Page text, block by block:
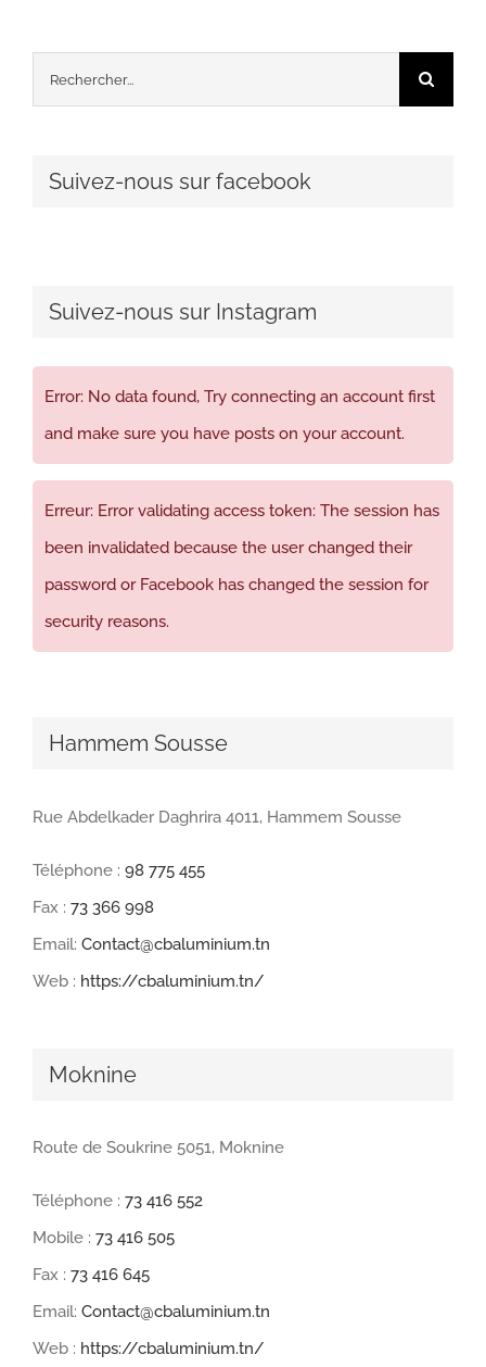
Rechercher:
Suivez-nous sur facebook
Suivez-nous sur Instagram
Error: No data found, Try connecting an account first
and make sure you have posts on your account.
Erreur: Error validating access token: The session has
been invalidated because the user changed their
password or Facebook has changed the session for
security reasons.
Hammem Sousse
Rue Abdelkader Daghrira 4011, Hammem Sousse
Téléphone : 98 775 455
Fax : 73 366 998
Email: Contact@cbaluminium.tn
Web : https://cbaluminium.tn/
Moknine
Route de Soukrine 5051, Moknine
Téléphone : 73 416 552
Mobile : 73 416 505
Fax : 73 416 645
Email: Contact@cbaluminium.tn
Web : https://cbaluminium.tn/